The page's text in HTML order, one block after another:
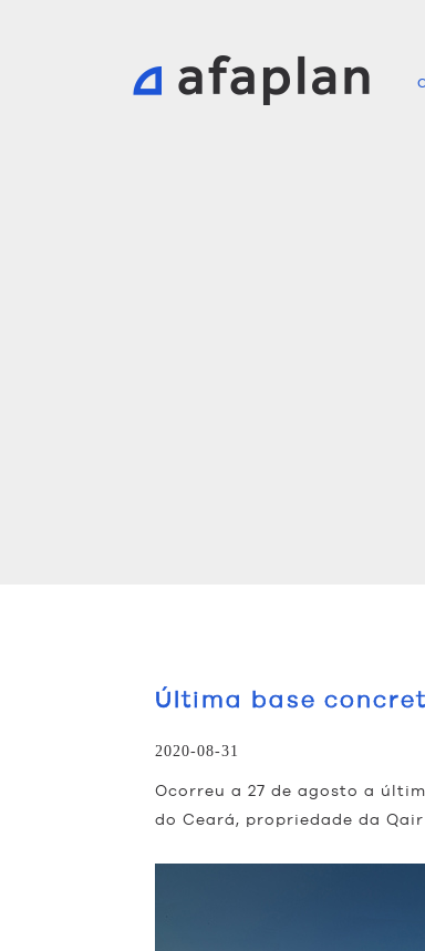
Última base
2020-08-31
Ocorreu a 27 de agosto a
do Ceará, propriedade da